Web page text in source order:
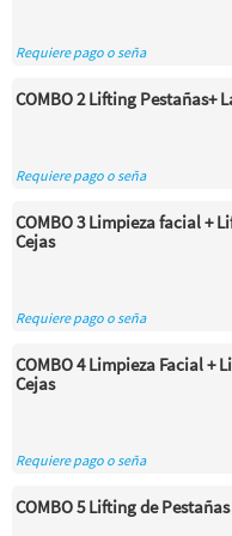
Requiere pago o seña
COMBO 2 Lifting Pestañas+
Requiere pago o seña
COMBO 3 Limpieza facial +
Cejas
Requiere pago o seña
COMBO 4 Limpieza Facial +
Cejas
Requiere pago o seña
COMBO 5 Lifting de